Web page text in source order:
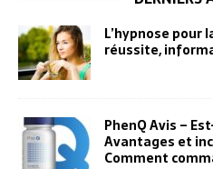
L’hypnose pour
réussite,
PhenQ Avis –
Avantages et
Comment